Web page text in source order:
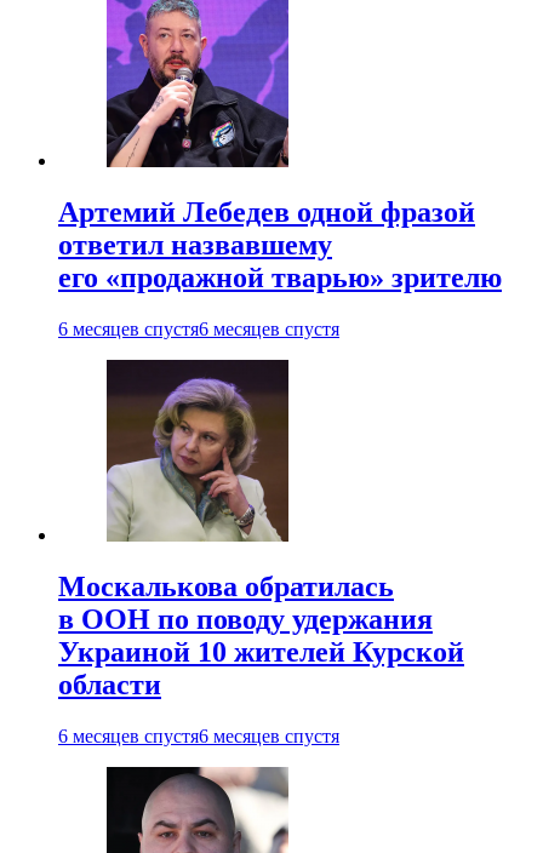
Артемий Лебедев одной фразой
ответил назвавшему
его «продажной тварью» зрителю
6 месяцев спустя6 месяцев спустя
Москалькова обратилась
в ООН по поводу удержания
Украиной 10 жителей Курской
области
6 месяцев спустя6 месяцев спустя